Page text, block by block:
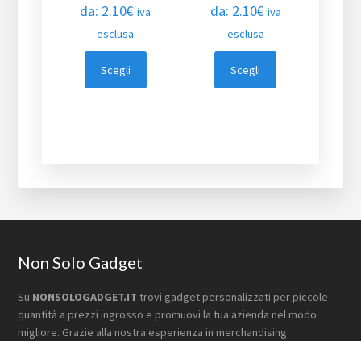
da: 2.10€ iva
esclusa
Scegli
da: 2.10€ iva
esclusa
Scegli
Footer
Non Solo Gadget
Su NONSOLOGADGET.IT trovi gadget personalizzati per piccole
quantità a prezzi ingrosso e promuovi la tua azienda nel modo
migliore. Grazie alla nostra esperienza in merchandising